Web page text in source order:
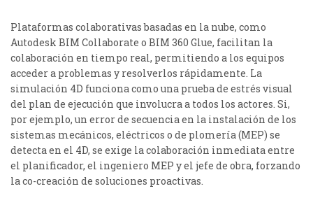
Plataformas colaborativas basadas en la nube, como
Autodesk BIM Collaborate o BIM 360 Glue, facilitan la
colaboración en tiempo real, permitiendo a los equipos
acceder a problemas y resolverlos rápidamente. La
simulación 4D funciona como una prueba de estrés visual
del plan de ejecución que involucra a todos los actores. Si,
por ejemplo, un error de secuencia en la instalación de los
sistemas mecánicos, eléctricos o de plomería (MEP) se
detecta en el 4D, se exige la colaboración inmediata entre
el planificador, el ingeniero MEP y el jefe de obra, forzando
la co-creación de soluciones proactivas.